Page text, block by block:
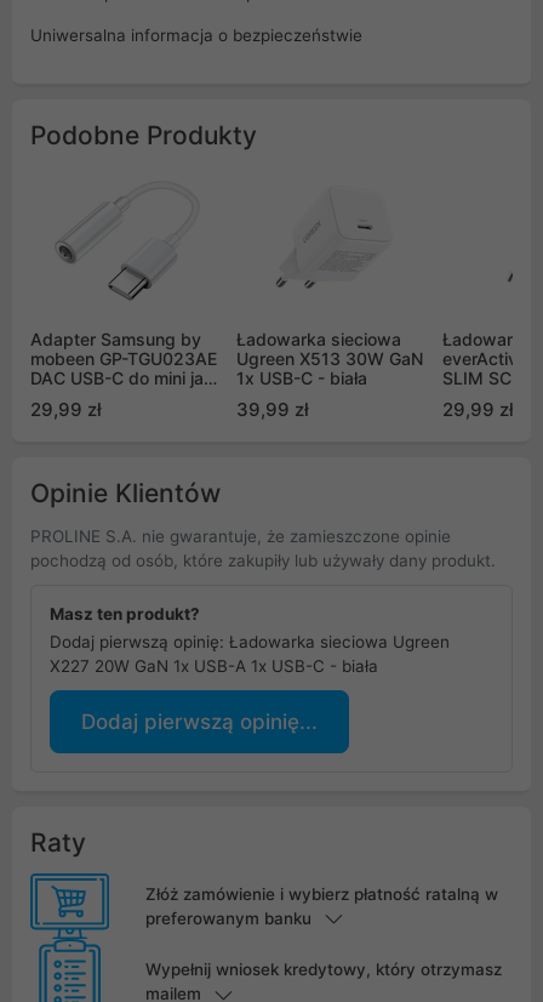
Uniwersalna informacja o bezpieczeństwie
Podobne Produkty
Adapter Samsung by
mobeen GP-TGU023AE
DAC USB-C do mini jack
29,99 zł
Ładowarka sieciowa
Ugreen X513 30W GaN
1x USB-C - biała
39,99 zł
Ładowarka
everActive
SLIM SC-
oraz USB-C
29,99 zł
Opinie Klientów
PROLINE S.A. nie gwarantuje, że zamieszczone opinie
pochodzą od osób, które zakupiły lub używały dany produkt.
Masz ten produkt?
Dodaj pierwszą opinię: Ładowarka sieciowa Ugreen
X227 20W GaN 1x USB-A 1x USB-C - biała
Dodaj pierwszą opinię...
Raty
Złóż zamówienie i wybierz płatność ratalną w
preferowanym banku
Wypełnij wniosek kredytowy, który otrzymasz
mailem